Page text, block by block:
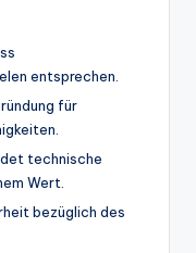
entsprechen.
für
technische
Wert.
bezüglich des